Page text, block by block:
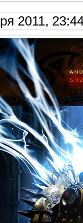
2011,